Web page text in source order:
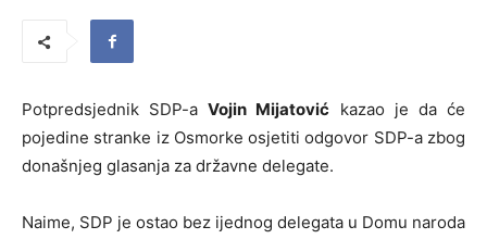
Potpredsjednik SDP-aVojin Mijatović kazao je da će
pojedine stranke iz Osmorke osjetiti odgovor SDP-a zbog
donašnjeg glasanja za državne delegate.
Naime, SDP je ostao bez ijednog delegata u Domu naroda